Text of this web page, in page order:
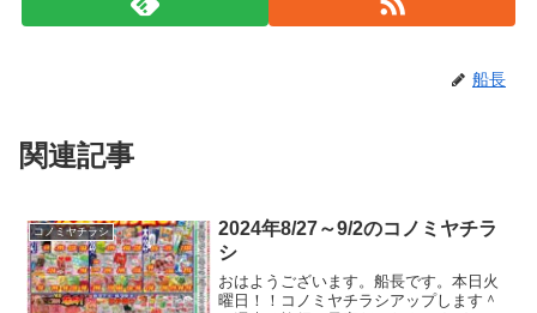
船長
関連記事
コノミヤチラシ
2024年8/27～9/2のコノミヤチラ
シ
おはようございます。船長です。本日火
曜日！！コノミヤチラシアップします＾